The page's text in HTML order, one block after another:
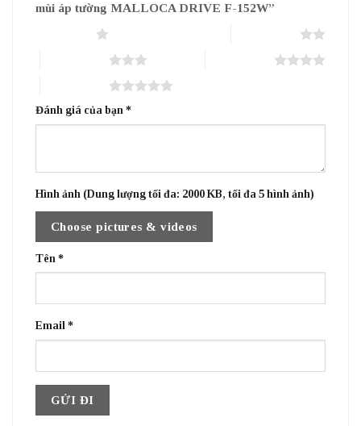
mùi áp tường MALLOCA DRIVE F-152W”
Đánh giá của bạn *
Hình ảnh (Dung lượng tối đa: 2000 KB, tối đa 5 hình ảnh)
Choose pictures & videos
Tên *
Email *